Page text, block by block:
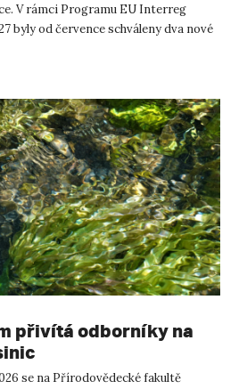
V rámci Programu EU Interreg
byly od července schváleny dva nové
přivítá odborníky na
se na Přírodovědecké fakultě